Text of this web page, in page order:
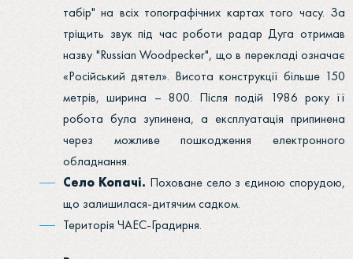
табір" на всіх топографічних картах того часу. За
тріщить звук під час роботи радар Дуга отримав
назву "Russian Woodpecker", що в перекладі означає
«Російський дятел». Висота конструкції більше 150
метрів, ширина – 800. Після подій 1986 року її
робота була зупинена, а експлуатація припинена
через можливе пошкодження електронного
обладнання.
Село Копачі. Поховане село з єдиною спорудою,
що залишилася-дитячим садком.
Територія ЧАЕС-Градирня.